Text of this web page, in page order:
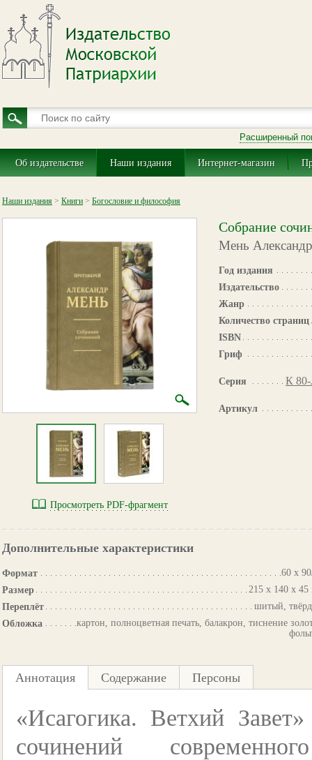
Расширенный
Об издательстве Наши издания Интернет-магазин
Наши издания > Книги > Богословие и философия
Просмотреть PDF-фрагмент
Собрание
Мень
Год издания
Издательство
Жанр
Количество страниц
ISBN
Гриф
Серия К 80-
Артикул
Дополнительные характеристики
Формат
60 х
Размер
215 х 140 х
Переплёт
шитый,
Обложка
картон, полноцветная печать, балакрон, тиснение
Аннотация Содержание Персоны
«Исагогика. Ветхий
сочинений